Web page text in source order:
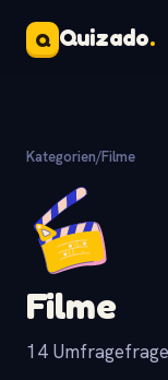
Q Quizado.
Kategorien/Filme
Filme
14